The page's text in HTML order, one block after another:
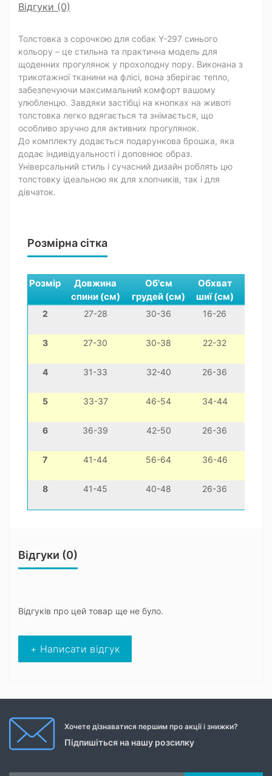
Відгуки (0)
Толстовка з сорочкою для собак Y-297 синього
кольору – це стильна та практична модель для
щоденних прогулянок у прохолодну пору. Виконана з
трикотажної тканини на флісі, вона зберігає тепло,
забезпечуючи максимальний комфорт вашому
улюбленцю. Завдяки застібці на кнопках на животі
толстовка легко вдягається та знімається, що
особливо зручно для активних прогулянок.
До комплекту додається подарункова брошка, яка
додає індивідуальності і доповнює образ.
Універсальний стиль і сучасний дизайн роблять цю
толстовку ідеальною як для хлопчиків, так і для
дівчаток.
Розмірна сітка
Розмір
Довжина
спини (см)
Об'єм
грудей (см)
Обхват
шиї (см)
2 27-28 30-36 16-26
3 27-30 30-38 22-32
4 31-33 32-40 26-36
5 33-37 46-54 34-44
6 36-39 42-50 26-36
7 41-44 56-64 36-46
8 41-45 40-48 26-36
Відгуки (0)
Відгуків про цей товар ще не було.
+ Написати відгук
Хочете дізнаватися першим про акції і знижки?
Підпишіться на нашу розсилку